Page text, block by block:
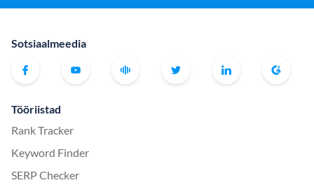
Sotsiaalmeedia
Tööriistad
Rank Tracker
Keyword Finder
SERP Checker